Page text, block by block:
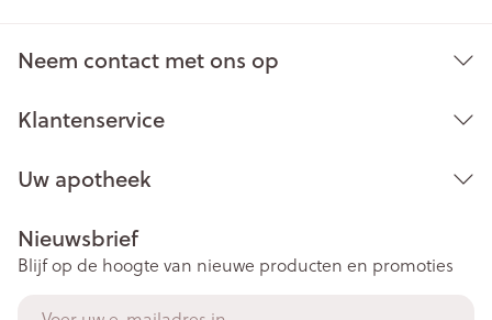
Neem contact met ons op
Klantenservice
Uw apotheek
Nieuwsbrief
Blijf op de hoogte van nieuwe producten en promoties